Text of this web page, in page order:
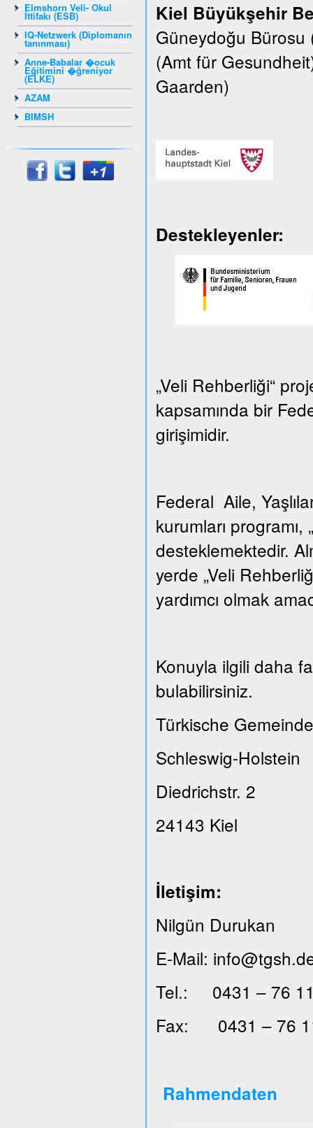
Elmshorn Veli- Okul
İttifakı (ESB)
IQ-Netzwerk (Diplomanın
tanınması)
Anne-Babalar �ocuk
Eğitimini �ğreniyor
(ELKE)
AZAM
BIMSH
Kiel Büyükşehir
Güneydoğu Bürosu
(Amt für
Gaarden)
Destekleyenler:
„Veli Rehberliği“
kapsamında bir
girişimidir.
Federal Aile,
kurumları programı,
desteklemektedir.
yerde „Veli
yardımcı olmak
Konuyla ilgili daha
bulabilirsiniz.
Türkische
Schleswig-Holstein
Diedrichstr. 2
24143 Kiel
İletişim:
Nilgün Durukan
E-Mail:
Tel.: 0431 – 76
Fax: 0431 – 76
Rahmendaten